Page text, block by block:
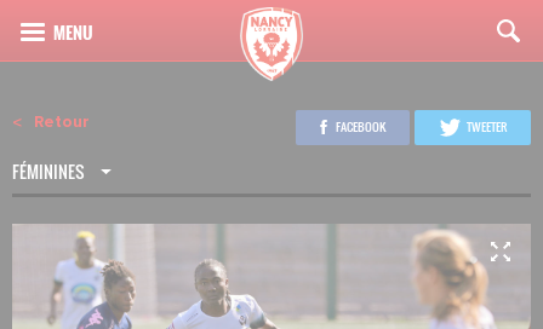
Retour
FÉMININES
FACEBOOK TWEETER